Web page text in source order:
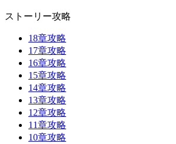
ストーリー攻略
18章攻略
17章攻略
16章攻略
15章攻略
14章攻略
13章攻略
12章攻略
11章攻略
10章攻略